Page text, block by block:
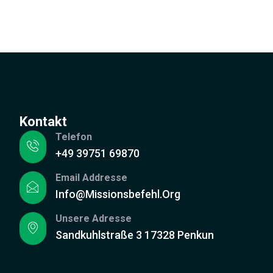
Kontakt
Telefon
+49 39751 69870
Email Addresse
Info@missionsbefehl.org
Unsere Adresse
Sandkuhlstraße 3 17328 Penkun